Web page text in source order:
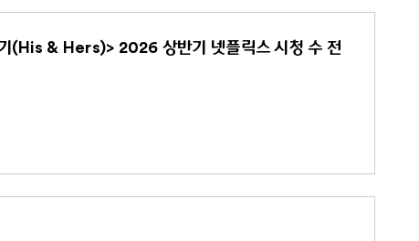
(His & Hers)> 2026 상반기 넷플릭스 시청 수 전